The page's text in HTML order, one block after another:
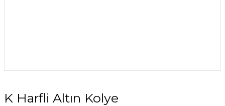
K Harfli Altın Kolye